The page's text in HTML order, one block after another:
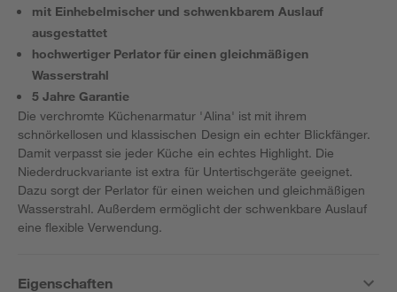
mit Einhebelmischer und schwenkbarem Auslauf
ausgestattet
hochwertiger Perlator für einen gleichmäßigen
Wasserstrahl
5 Jahre Garantie
Die verchromte Küchenarmatur 'Alina' ist mit ihrem
schnörkellosen und klassischen Design ein echter Blickfänger.
Damit verpasst sie jeder Küche ein echtes Highlight. Die
Niederdruckvariante ist extra für Untertischgeräte geeignet.
Dazu sorgt der Perlator für einen weichen und gleichmäßigen
Wasserstrahl. Außerdem ermöglicht der schwenkbare Auslauf
eine flexible Verwendung.
Eigenschaften